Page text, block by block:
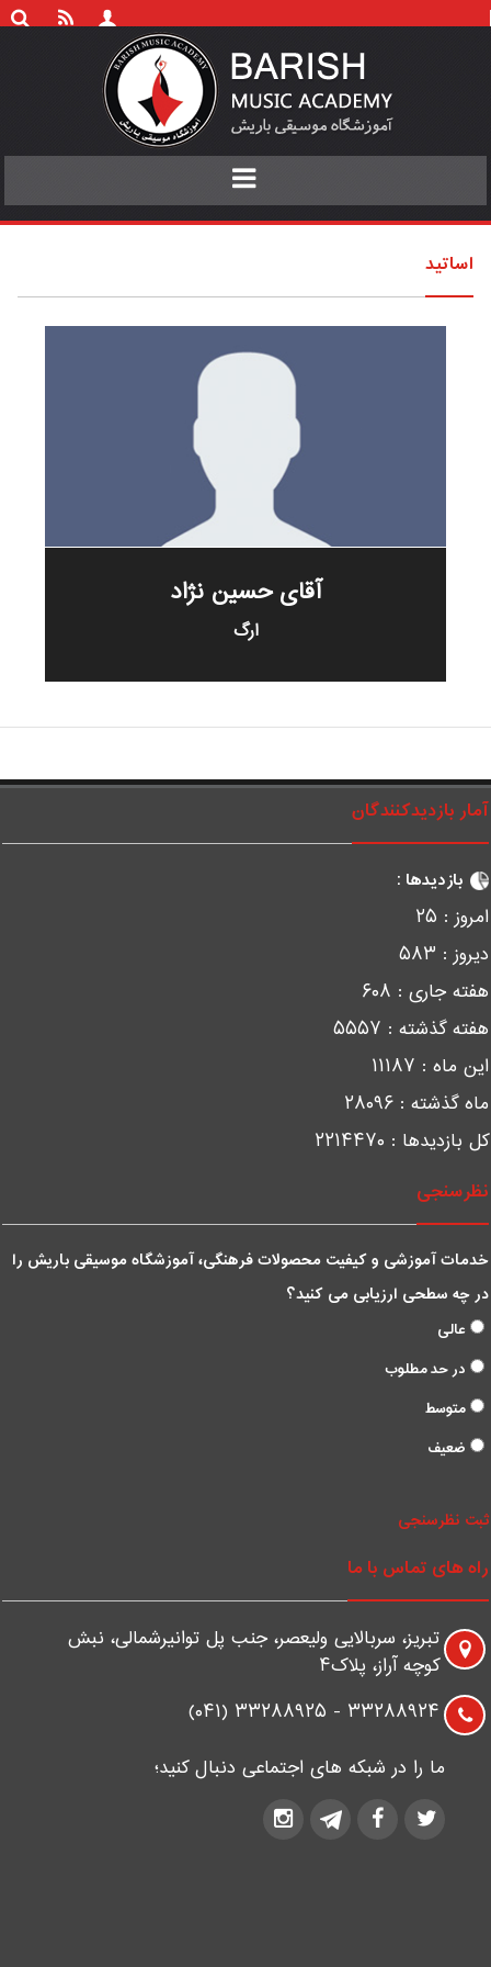
Toggle
navigation
اساتید
آقای حسین نژاد
ارگ
بازدیدکنندگان
بازدیدها :
: ۲۵
: ۵۸۳
جاری : ۶۰۸
گذشته : ۵۵۵۷
ماه : ۱۱۱۸۷
گذشته : ۲۸۰۹۶
بازدیدها :
۲۲۱۴۴۷۰
آموزشی و کیفیت محصولات فرهنگی، آموزشگاه موسیقی باریش را
چه سطحی ارزیابی می کنید؟
عالی
در حد مطلوب
متوسط
ضعیف
نظرسنجی
های تماس با ما
تبریز، سربالایی ولیعصر، جنب پل توانیرشمالی، نبش
کوچه آراز، پلاک۴
۳۳۲۸۸۹۲۴ - ۳۳۲۸۸۹۲۵ (۰۴۱)
ما را در شبکه های اجتماعی دنبال کنید؛